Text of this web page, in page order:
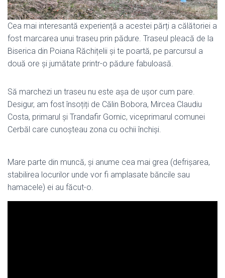
Cea mai interesantă experiență a acestei părți a călătoriei a
fost marcarea unui traseu prin pădure. Traseul pleacă de la
Biserica din Poiana Răchițelii și te poartă, pe parcursul a
două ore și jumătate printr-o pădure fabuloasă.
Să marchezi un traseu nu este așa de ușor cum pare.
Desigur, am fost însoțiți de Călin Bobora, Mircea Claudiu
Costa, primarul și Trandafir Gornic, viceprimarul comunei
Cerbăl care cunoșteau zona cu ochii închiși.
Mare parte din muncă, și anume cea mai grea (defrișarea,
stabilirea locurilor unde vor fi amplasate băncile sau
hamacele) ei au făcut-o.